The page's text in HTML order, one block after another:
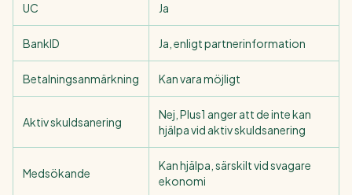
UC Ja
BankID Ja, enligt partnerinformation
Betalningsanmärkning Kan vara möjligt
Aktiv skuldsanering
Nej, Plus1 anger att de inte kan
hjälpa vid aktiv skuldsanering
Medsökande
Kan hjälpa, särskilt vid svagare
ekonomi